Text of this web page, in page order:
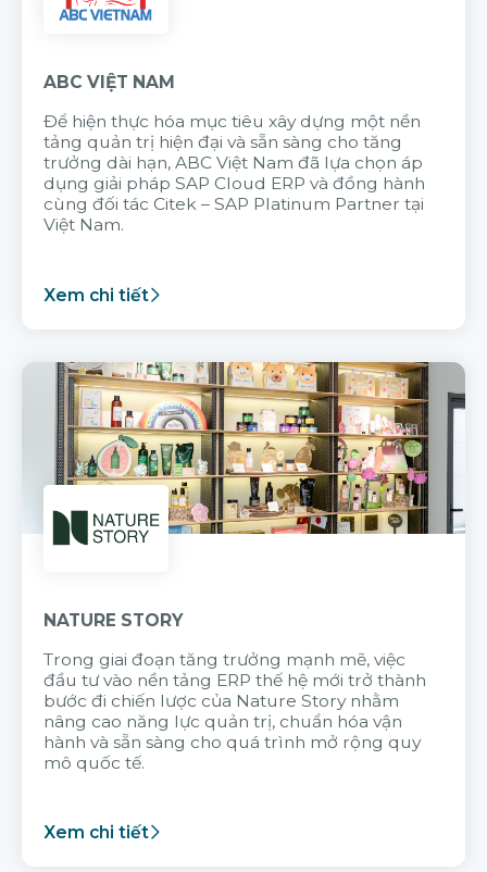
ABC VIỆT NAM
Để hiện thực hóa mục tiêu xây dựng một nền
tảng quản trị hiện đại và sẵn sàng cho tăng
trưởng dài hạn, ABC Việt Nam đã lựa chọn áp
dụng giải pháp SAP Cloud ERP và đồng hành
cùng đối tác Citek – SAP Platinum Partner tại
Việt Nam.
Xem chi tiết
NATURE STORY
Trong giai đoạn tăng trưởng mạnh mẽ, việc
đầu tư vào nền tảng ERP thế hệ mới trở thành
bước đi chiến lược của Nature Story nhằm
nâng cao năng lực quản trị, chuẩn hóa vận
hành và sẵn sàng cho quá trình mở rộng quy
mô quốc tế.
Xem chi tiết